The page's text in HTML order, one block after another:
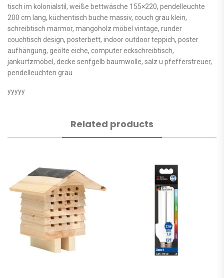
tisch im kolonialstil, weiße bettwäsche 155×220, pendelleuchte
200 cm lang, küchentisch buche massiv, couch grau klein,
schreibtisch marmor, mangoholz möbel vintage, runder
couchtisch design, posterbett, indoor outdoor teppich, poster
aufhängung, geölte eiche, computer eckschreibtisch,
jankurtzmöbel, decke senfgelb baumwolle, salz u pfefferstreuer,
pendelleuchten grau
yyyyy
Related products